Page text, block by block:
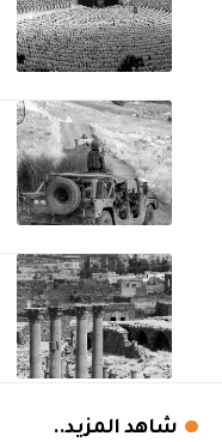
شاهد المزيد..